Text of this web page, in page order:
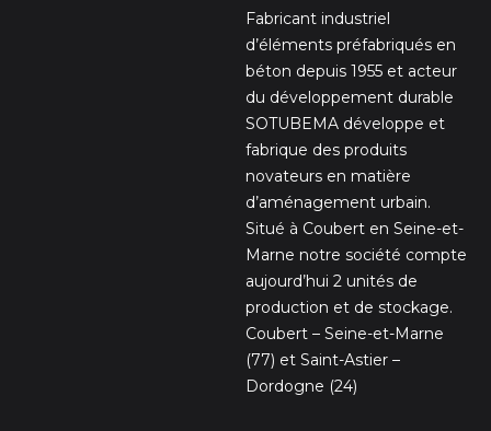
Fabricant industriel
d’éléments préfabriqués en
béton depuis 1955 et acteur
du développement durable
SOTUBEMA développe et
fabrique des produits
novateurs en matière
d’aménagement urbain.
Situé à Coubert en Seine-et-
Marne notre société compte
aujourd’hui 2 unités de
production et de stockage.
Coubert – Seine-et-Marne
(77) et Saint-Astier –
Dordogne (24)